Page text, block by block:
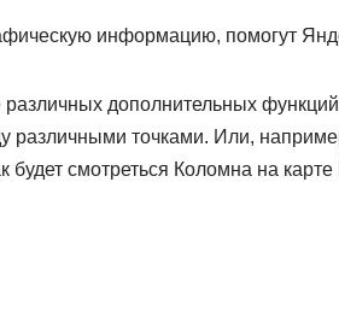
информацию, помогут
дополнительных
различными точками. Или,
будет смотреться Коломна на